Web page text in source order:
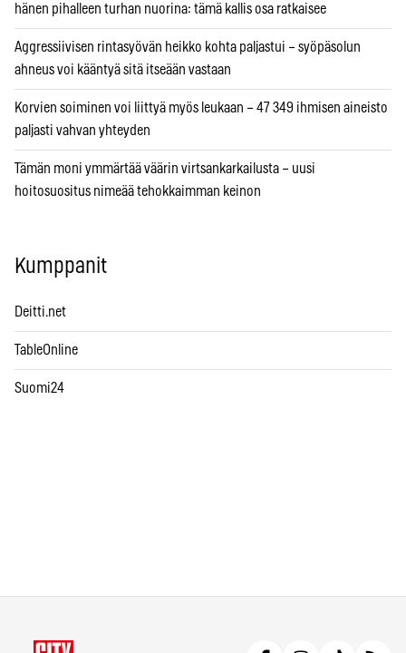
hänen pihalleen turhan nuorina: tämä kallis osa ratkaisee
Aggressiivisen rintasyövän heikko kohta paljastui – syöpäsolun
ahneus voi kääntyä sitä itseään vastaan
Korvien soiminen voi liittyä myös leukaan – 47 349 ihmisen aineisto
paljasti vahvan yhteyden
Tämän moni ymmärtää väärin virtsankarkailusta – uusi
hoitosuositus nimeää tehokkaimman keinon
Kumppanit
Deitti.net
TableOnline
Suomi24